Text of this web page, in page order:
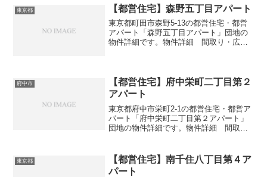
3DK広さ・面積55-61㎡建設年度築年数
1988交通...
東京都 【都営住宅】森野五丁目アパート
東京都町田市森野5-13の都営住宅・都営
アパート「森野五丁目アパート」団地の
物件詳細です。物件詳細 間取り・広さ
通...
府中市
【都営住宅】府中栄町二丁目第２
アパート
東京都府中市栄町2-1の都営住宅・都営ア
パート「府中栄町二丁目第２アパート」
団地の物件詳細です。物件詳細 間取
取り1DK-3DK広さ・面積44-70㎡建設年度
築年数...
東京都
【都営住宅】南千住八丁目第４ア
パート